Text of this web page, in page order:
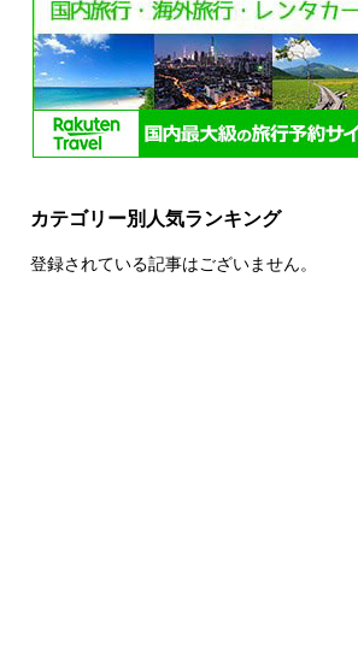
カテゴリー別人気ランキング
登録されている記事はございません。